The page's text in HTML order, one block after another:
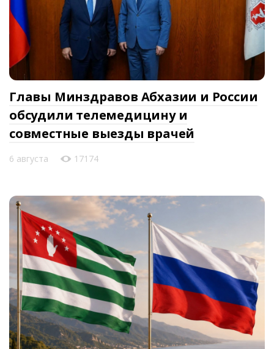
Главы Минздравов Абхазии и России
обсудили телемедицину и
совместные выезды врачей
6 августа 17174